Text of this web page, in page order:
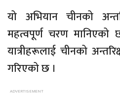
यो अभियान चीनको
महत्वपूर्ण चरण मानिएको
यात्रीहरूलाई चीनको
गरिएको छ ।